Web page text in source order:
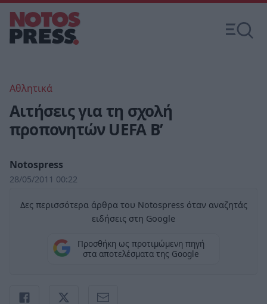
Αθλητικά
Αιτήσεις για τη σχολή
προπονητών UEFA B’
Notospress
28/05/2011 00:22
Δες περισσότερα άρθρα του Notospress όταν αναζητάς
ειδήσεις στη Google
Προσθήκη ως προτιμώμενη πηγή
στα αποτελέσματα της Google